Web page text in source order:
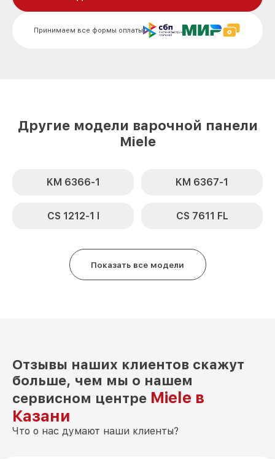
Замена сенсора KM 6395 Miele от 1600₽
Принимаем все формы оплаты
Другие модели варочной панели
Miele
KM 6366-1 KM 6367-1
CS 1212-1 I CS 7611 FL
Показать все модели
Отзывы наших клиентов скажут
больше, чем мы о нашем
сервисном центре Miele в
Казани
Что о нас думают наши клиенты?